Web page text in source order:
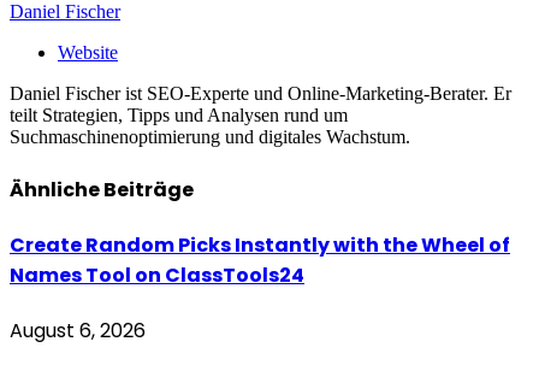
Daniel Fischer
Website
Daniel Fischer ist SEO-Experte und Online-Marketing-Berater. Er
teilt Strategien, Tipps und Analysen rund um
Suchmaschinenoptimierung und digitales Wachstum.
ÄhnlicheBeiträge
Create Random Picks Instantly with the Wheel of
Names Tool on ClassTools24
August 6, 2026